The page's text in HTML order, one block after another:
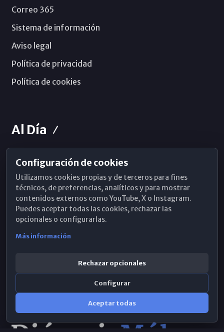
Correo 365
Sistema de información
Aviso legal
Política de privacidad
Política de cookies
Al Día
Horarios de Misa
Hemeroteca
WhatsApp
Configuración de cookies
Utilizamos cookies propias y de terceros para fines
técnicos, de preferencias, analíticos y para mostrar
contenidos externos como YouTube, X o Instagram.
Puedes aceptar todas las cookies, rechazar las
opcionales o configurarlas.
Más información
Rechazar opcionales
Configurar
Aceptar todas